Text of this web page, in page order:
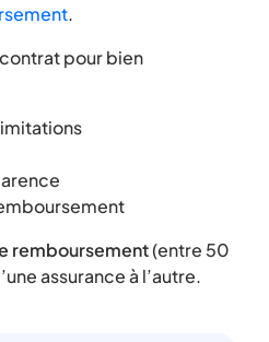
.
pour bien
remboursement(entre 50
assurance à l’autre.